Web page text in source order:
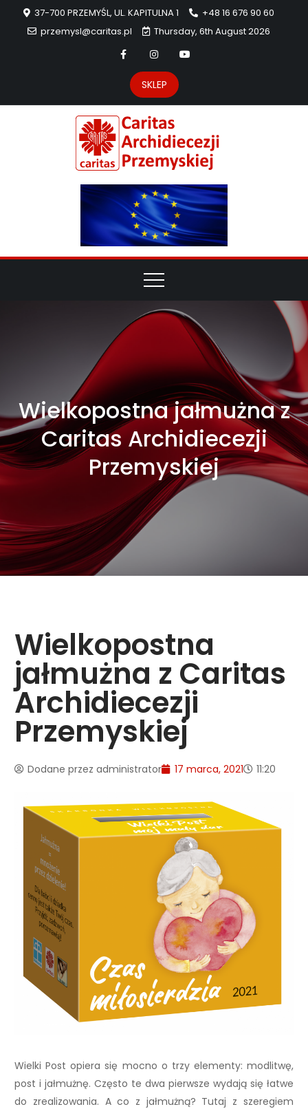
37-700 PRZEMYŚL, UL. KAPITULNA 1
+48 16 676 90 60
przemysl@caritas.pl
Thursday, 6th August 2026
SKLEP
Wielkopostna jałmużna z
Caritas Archidiecezji
Przemyskiej
Wielkopostna
jałmużna z Caritas
Archidiecezji
Przemyskiej
Dodane przez administrator 17 marca, 2021 11:20
Wielki Post opiera się mocno o trzy elementy: modlitwę,
post i jałmużnę. Często te dwa pierwsze wydają się łatwe
do zrealizowania. A co z jałmużną? Tutaj z szeregiem